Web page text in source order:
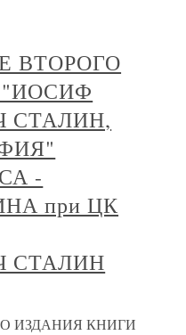
ВТОРОГО
СТАЛИН,
-
при ЦК
СТАЛИН
ИЗДАНИЯ КНИГИ